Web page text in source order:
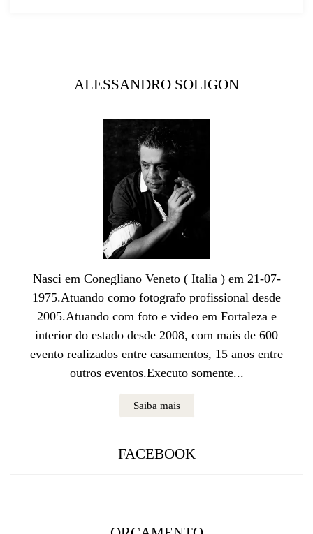
ALESSANDRO SOLIGON
Nasci em Conegliano Veneto ( Italia ) em 21-07-
1975.Atuando como fotografo profissional desde
2005.Atuando com foto e video em Fortaleza e
interior do estado desde 2008, com mais de 600
evento realizados entre casamentos, 15 anos entre
outros eventos.Executo somente...
Saiba mais
FACEBOOK